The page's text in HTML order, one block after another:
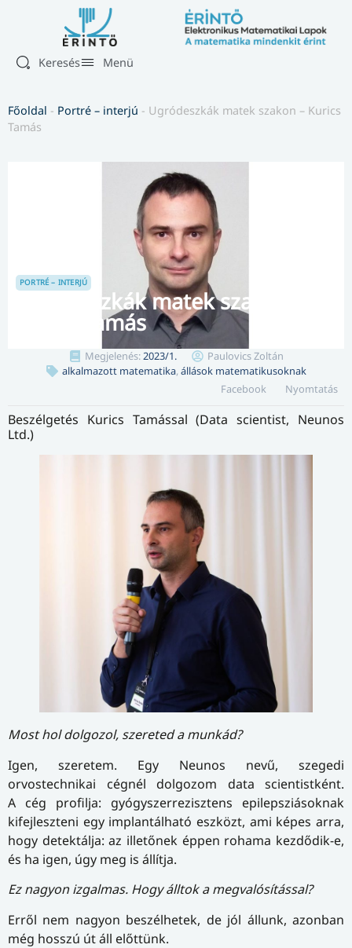
Keresés Menü
Főoldal - Portré – interjú - Ugródeszkák matek szakon – Kurics
Tamás
PORTRÉ – INTERJÚ
Ugródeszkák matek szakon –
Kurics Tamás
Megjelenés:2023/1.
Paulovics Zoltán
alkalmazott matematika, állások matematikusoknak
Facebook
Nyomtatás
Beszélgetés Kurics Tamással (Data scientist, Neunos
Ltd.)
Most hol dolgozol, szereted a munkád?
Igen, szeretem. Egy Neunos nevű, szegedi
orvostechnikai cégnél dolgozom data scientistként.
A cég profilja: gyógyszerrezisztens epilepsziásoknak
kifejleszteni egy implantálható eszközt, ami képes arra,
hogy detektálja: az illetőnek éppen rohama kezdődik-e,
és ha igen, úgy meg is állítja.
Ez nagyon izgalmas. Hogy álltok a megvalósítással?
Erről nem nagyon beszélhetek, de jól állunk, azonban
még hosszú út áll előttünk.